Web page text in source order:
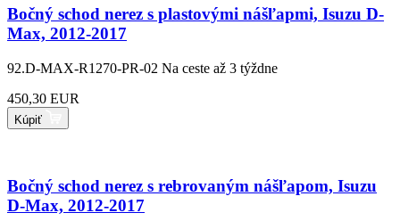
Bočný schod nerez s plastovými nášľapmi, Isuzu D-
Max, 2012-2017
92.D-MAX-R1270-PR-02 Na ceste až 3 týždne
450,30 EUR
Kúpiť
Bočný schod nerez s rebrovaným nášľapom, Isuzu
D-Max, 2012-2017